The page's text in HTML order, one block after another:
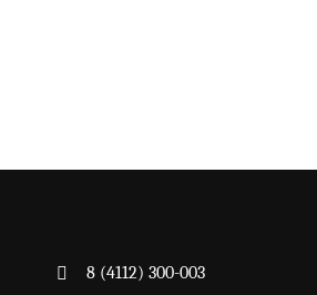
8 (4112) 300-003